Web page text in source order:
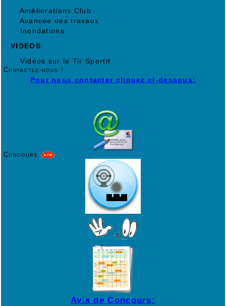
Améliorations Club
Avancée des travaux
Inondations
VIDEOS
Vidéos sur le Tir Sportif
Contactez-nous !
Pour nous contacter cliquez ci-dessous:
Concours
Avis de Concours: